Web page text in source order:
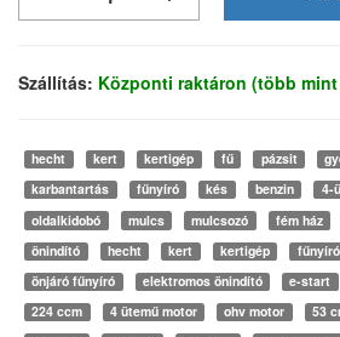
Szállítás: Központi raktáron (több
hecht kert kertigép fű pázsit
karbantartás
fűnyíró kés benzin 4-
oldalkidobó
mulcs mulcsozó fém ház
önindító
hecht kert kertigép fűnyíró
önjáró fűnyíró
elektromos önindító e-start
224 ccm
4 ütemű motor ohv motor
53